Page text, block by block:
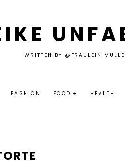
WRITTEN BY @FRÄULEIN
FASHION FOOD HEALTH